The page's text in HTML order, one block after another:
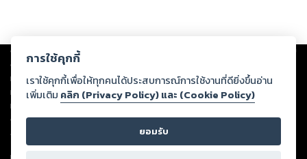
Copyright © 2026
ต่อผลงานหรือเนื้อหาใดที่อัปโหลดผ่านเว็บไซต์และปรากฏว่าละเมิดสิทธิใน
ทรัพย์สินทางปัญญาของบุคคลอื่นหรือขัดต่อกฎหมายและศีลธรรม ดังนั้น ผู้อ่าน
ทุกท่านโปรดใช้วิจารณญาณในการกลั่นกรองด้วยตนเอง และหากท่านพบว่าส่วน
หนึ่งส่วนใดขัดต่อกฎหมายและศีลธรรม กรุณาแจ้งมายังบริษัท เพื่อทีมงานจะได้
ดำเนินการในทันที ทั้งนี้ ทางสตอรี่ล็อกขอสงวนลิขสิทธิ์ตามพระราชบัญญัติ
ลิขสิทธิ์ พ.ศ. 2537 (ฉบับล่าสุด)
การใช้คุกกี้
เราใช้คุกกี้เพื่อให้ทุกคนได้ประสบการณ์การใช้งานที่ดียิ่งขึ้นอ่าน
เพิ่มเติม คลิก (Privacy Policy) และ (Cookie Policy)
ยอมรับ